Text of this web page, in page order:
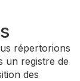
répertorions
un registre de
des